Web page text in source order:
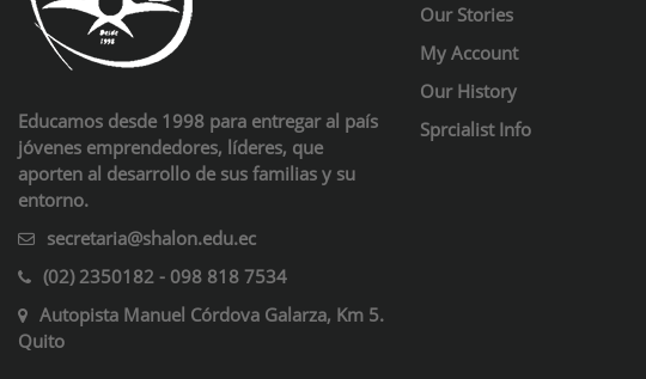
Educamos desde 1998 para entregar al país
jóvenes emprendedores, líderes, que
aporten al desarrollo de sus familias y su
entorno.
secretaria@shalon.edu.ec
(02) 2350182 - 098 818 7534
Autopista Manuel Córdova Galarza, Km 5.
Quito
Our Stories
My Account
Our History
Sprcialist Info